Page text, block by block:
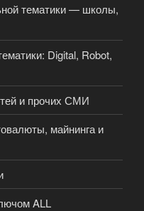
тематики — школы,
Digital, Robot,
и прочих СМИ
майнинга и
ALL